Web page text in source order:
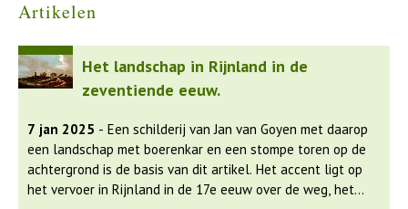
Artikelen
Het landschap in Rijnland in de
zeventiende eeuw.
7 jan 2025 - Een schilderij van Jan van Goyen met daarop
een landschap met boerenkar en een stompe toren op de
achtergrond is de basis van dit artikel. Het accent ligt op
het vervoer in Rijnland in de 17e eeuw over de weg, het